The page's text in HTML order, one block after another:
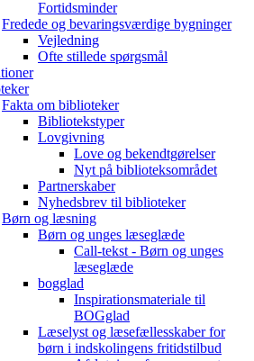
Fortidsminder
Fredede og bevaringsværdige bygninger
Vejledning
Ofte stillede spørgsmål
Fakta om biblioteker
Bibliotekstyper
Lovgivning
Love og bekendtgørelser
Nyt på biblioteksområdet
Partnerskaber
Nyhedsbrev til biblioteker
Børn og læsning
Børn og unges læseglæde
Call-tekst - Børn og unges
læseglæde
bogglad
Inspirationsmateriale til
BOGglad
Læselyst og læsefællesskaber for
børn i indskolingens fritidstilbud